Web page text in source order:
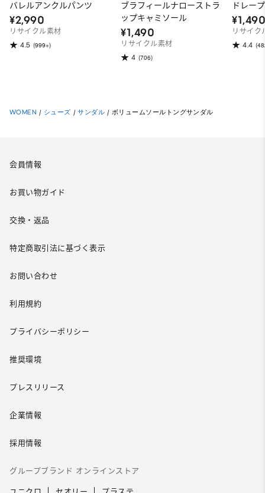
バレルアンクルパンツ
¥2,990
リサイクル素材
4.5 (999+)
ブラフィールナローストラ
ップキャミソール
¥1,490
リサイクル素材
4 (706)
ドレー
リサイク
4.4
WOMEN / シューズ / サンダル / ボリュームソールトングサンダル
会員情報
お買い物ガイド
交換・返品
特定商取引法に基づく表示
お問い合わせ
利用規約
プライバシーポリシー
推奨環境
プレスリリース
企業情報
採用情報
グループブランド オンラインストア